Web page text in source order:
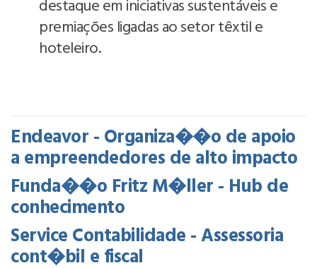
destaque em iniciativas sustentáveis e
premiações ligadas ao setor têxtil e
hoteleiro.
Endeavor - Organiza��o de apoio
a empreendedores de alto impacto
Funda��o Fritz M�ller - Hub de
conhecimento
Service Contabilidade - Assessoria
cont�bil e fiscal